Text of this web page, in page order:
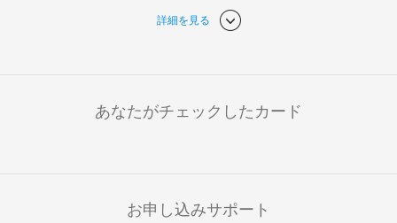
詳細を見る
あなたがチェックしたカード
お申し込みサポート